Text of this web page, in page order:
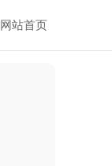
网站首页